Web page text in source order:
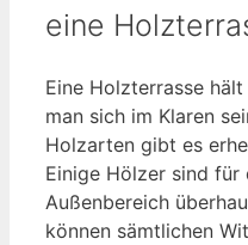
eine
Eine Holzterrasse
man sich im Klaren
Holzarten gibt es
Einige Hölzer sind für
Außenbereich
können sämtlichen